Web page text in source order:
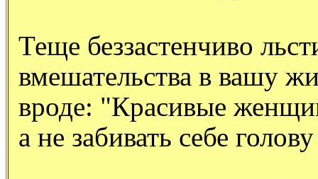
Теще беззастенчиво
вмешательства в вашу
вроде: "Красивые
а не забивать себе